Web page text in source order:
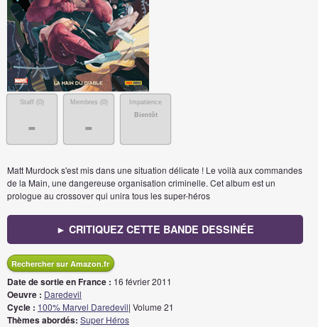
Staff (0)
-
Membres (0)
-
Impatience
Bientôt
Matt Murdock s'est mis dans une situation délicate ! Le voilà aux commandes
de la Main, une dangereuse organisation criminelle. Cet album est un
prologue au crossover qui unira tous les super-héros
► CRITIQUEZ CETTE BANDE DESSINÉE
Rechercher sur Amazon.fr
Date de sortie en France : 16 février 2011
Oeuvre : Daredevil
Cycle : 100% Marvel Daredevil| Volume 21
Thèmes abordés: Super Héros